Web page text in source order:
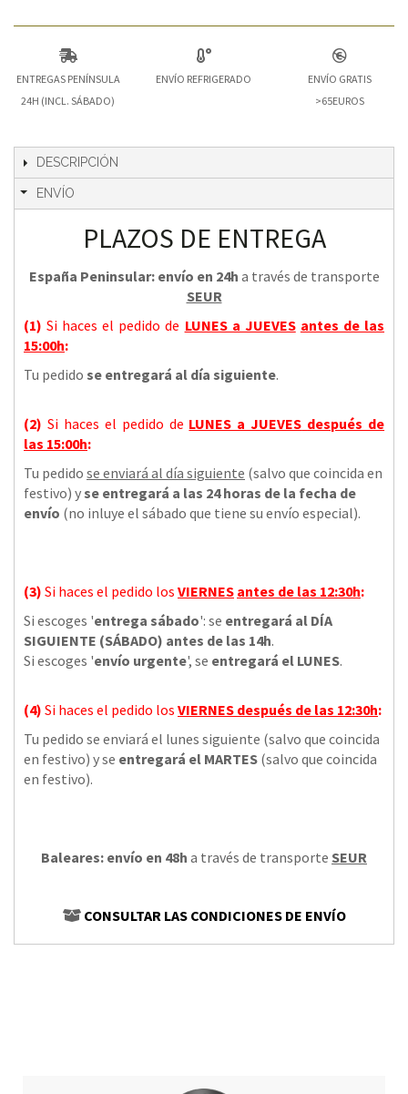
ENTREGAS PENÍNSULA
24H (INCL. SÁBADO)
ENVÍO REFRIGERADO
ENVÍO GRATIS
>65EUROS
DESCRIPCIÓN
ENVÍO
PLAZOS DE ENTREGA
España Peninsular: envío en 24h a través de transporte
SEUR
(1)Si haces el pedido de LUNES a JUEVES antes de las
15:00h:
Tu pedido se entregará al día siguiente.
(2) Si haces el pedido de LUNES a JUEVES después de
las 15:00h:
Tu pedido se enviará al día siguiente (salvo que coincida en
festivo) yse entregará a las 24 horas de la fecha de
envío (no inluye el sábado que tiene su envío especial).
(3) Si haces el pedido los VIERNES antes de las 12:30h:
Si escoges 'entrega sábado': se entregará al DÍA
SIGUIENTE (SÁBADO) antes de las 14h.
Si escoges 'envío urgente', se entregará el LUNES.
(4) Si haces el pedido los VIERNES después de las 12:30h:
Tu pedido se enviará el lunes siguiente (salvo que coincida
en festivo) y se entregará el MARTES (salvo que coincida
en festivo).
Baleares: envío en 48h a través de transporte SEUR
CONSULTAR LAS CONDICIONES DE ENVÍO